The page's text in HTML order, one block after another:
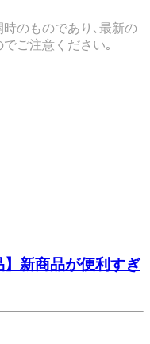
のものであり､最新の
ご注意ください｡
新商品が便利すぎ